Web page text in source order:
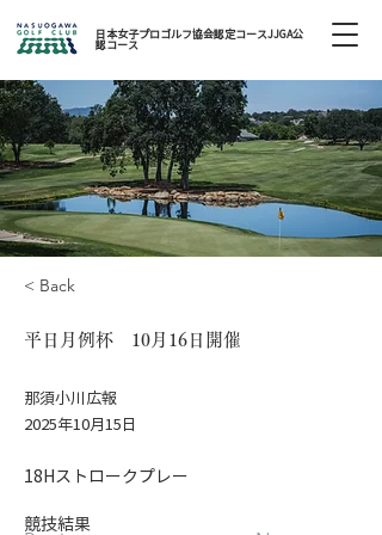
日本女子プロゴルフ協会認定コースJJGA公
認コース
< Back
平日月例杯 10月16日開催
那須小川広報
2025年10月15日
18Hストロークプレー
競技結果